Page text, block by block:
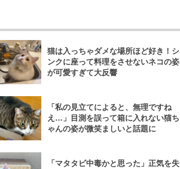
猫は入っちゃダメな場所ほど好き！シ
ンクに座って料理をさせないネコの姿
が可愛すぎて大反響
「私の見立てによると、無理ですね
え…」目測を誤って箱に入れない猫ち
ゃんの姿が微笑ましいと話題に
「マタタビ中毒かと思った」正気を失